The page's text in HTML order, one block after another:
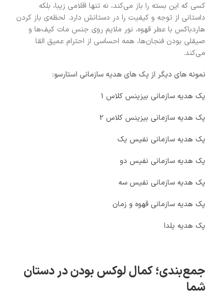
کسی که این بسته را باز می‌کند، نه‌ تنها اقلامی زیبا، بلکه
داستانی از توجه و کیفیت را در دستانش دارد. لحظه‌ی باز کردن
هاردباکس با عطر قهوه، نور ملایم روی جنس مات کیف‌ها و
صیقلی بودن فنجان‌ها، همه احساسی از احترام عمیق القا
می‌کند.
نمونه های دیگر از پک های هدیه سازمانی استارسو:
پک هدیه سازمانی بیزینس کلاس 1
پک هدیه سازمانی بیزینس کلاس 2
پک هدیه سازمانی نفیس یک
پک هدیه سازمانی نفیس دو
پک هدیه سازمانی نفیس سه
پک هدیه سازمانی قهوه و زمان
پک هدیه یلدا
جمع‌بندی؛ کمال لوکس بودن در دستان
شما